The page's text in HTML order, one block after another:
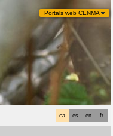
Portals web CENMA
fr
en
es
ca